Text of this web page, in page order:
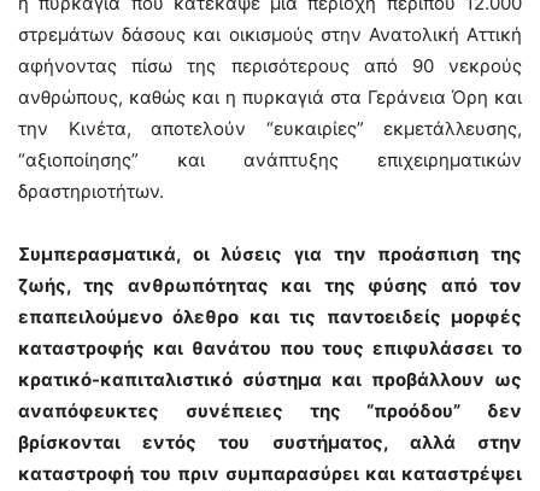
στρεμάτων δάσους και οικισμoύς στην Ανατολική Αττική
αφήνοντας πίσω της περισότερους από 90 νεκρούς
ανθρώπους, καθώς και η πυρκαγιά στα Γεράνεια Όρη και
την Κινέτα, αποτελούν “ευκαιρίες” εκμετάλλευσης,
“αξιοποίησης” και ανάπτυξης επιχειρηματικών
δραστηριοτήτων.
Συμπερασματικά, οι λύσεις για την προάσπιση της
ζωής, της ανθρωπότητας και της φύσης από τον
επαπειλούμενο όλεθρο και τις παντοειδείς μορφές
καταστροφής και θανάτου που τους επιφυλάσσει το
κρατικό-καπιταλιστικό σύστημα και προβάλλουν ως
αναπόφευκτες συνέπειες της “προόδου” δεν
βρίσκονται εντός του συστήματος, αλλά στην
καταστροφή του πριν συμπαρασύρει και καταστρέψει